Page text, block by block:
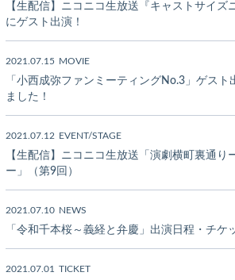
【生配信】ニコニコ生放送『キャストサイズ
にゲスト出演！
2021.07.15 MOVIE
「小西成弥ファンミーティングNo.3」ゲスト
ました！
2021.07.12 EVENT/STAGE
【生配信】ニコニコ生放送「演劇横町裏通り
ー」（第9回）
2021.07.10 NEWS
「令和千本桜～義経と弁慶」出演日程・チケ
2021.07.01 TICKET